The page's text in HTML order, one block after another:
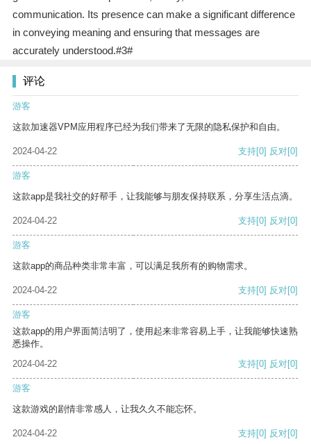
communication. Its presence can make a significant difference
in conveying meaning and ensuring that messages are
accurately understood.#3#
评论
游客
这款加速器VPM应用程序已经为我们带来了无限的隐私保护和自由。
2024-04-22 支持[0] 反对[0]
游客
这款app是我社交的好帮手，让我能够与朋友保持联系，分享生活点滴。
2024-04-22 支持[0] 反对[0]
游客
这款app的商品种类非常丰富，可以满足我所有的购物需求。
2024-04-22 支持[0] 反对[0]
游客
这款app的用户界面简洁明了，使用起来非常容易上手，让我能够快速熟
悉操作。
2024-04-22
支持[0] 反对[0]
游客
这款游戏的剧情非常感人，让我久久不能忘怀。
2024-04-22 支持[0] 反对[0]